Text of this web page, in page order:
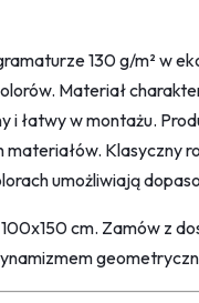
130 g/m² w
Materiał
i łatwy w montażu.
Klasyczny
umożliwiają
cm. Zamów z